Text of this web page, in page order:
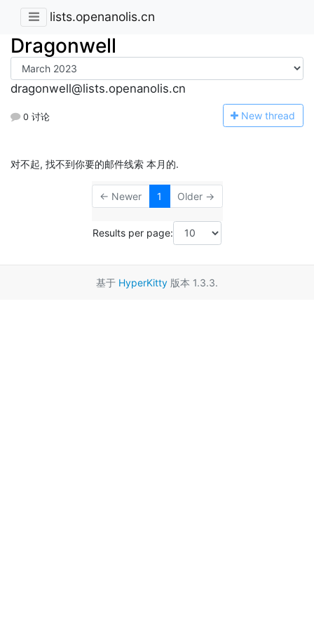
lists.openanolis.cn
Dragonwell
dragonwell@lists.openanolis.cn
0 讨论 New thread
对不起, 找不到你要的邮件线索 本月的.
← Newer 1 Older →
Results per page:
基于 HyperKitty 版本 1.3.3.